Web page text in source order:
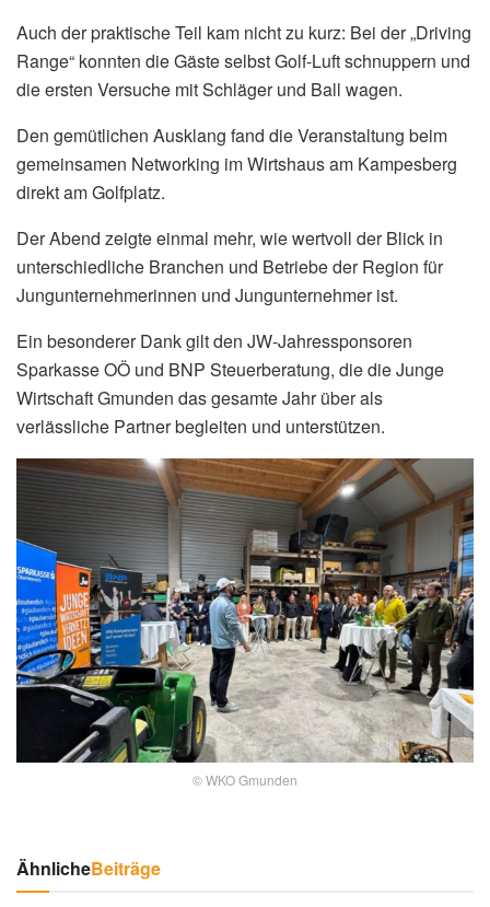
Auch der praktische Teil kam nicht zu kurz: Bei der „Driving
Range“ konnten die Gäste selbst Golf-Luft schnuppern und
die ersten Versuche mit Schläger und Ball wagen.
Den gemütlichen Ausklang fand die Veranstaltung beim
gemeinsamen Networking im Wirtshaus am Kampesberg
direkt am Golfplatz.
Der Abend zeigte einmal mehr, wie wertvoll der Blick in
unterschiedliche Branchen und Betriebe der Region für
Jungunternehmerinnen und Jungunternehmer ist.
Ein besonderer Dank gilt den JW-Jahressponsoren
Sparkasse OÖ und BNP Steuerberatung, die die Junge
Wirtschaft Gmunden das gesamte Jahr über als
verlässliche Partner begleiten und unterstützen.
© WKO Gmunden
ÄhnlicheBeiträge